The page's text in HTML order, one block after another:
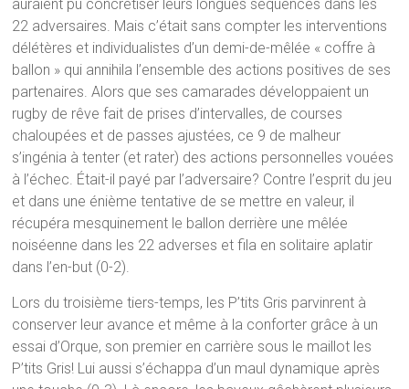
auraient pu concrétiser leurs longues séquences dans les
22 adversaires. Mais c’était sans compter les interventions
délétères et individualistes d’un demi-de-mêlée « coffre à
ballon » qui annihila l’ensemble des actions positives de ses
partenaires. Alors que ses camarades développaient un
rugby de rêve fait de prises d’intervalles, de courses
chaloupées et de passes ajustées, ce 9 de malheur
s’ingénia à tenter (et rater) des actions personnelles vouées
à l’échec. Était-il payé par l’adversaire? Contre l’esprit du jeu
et dans une énième tentative de se mettre en valeur, il
récupéra mesquinement le ballon derrière une mêlée
noiséenne dans les 22 adverses et fila en solitaire aplatir
dans l’en-but (0-2).
Lors du troisième tiers-temps, les P’tits Gris parvinrent à
conserver leur avance et même à la conforter grâce à un
essai d’Orque, son premier en carrière sous le maillot les
P’tits Gris! Lui aussi s’échappa d’un maul dynamique après